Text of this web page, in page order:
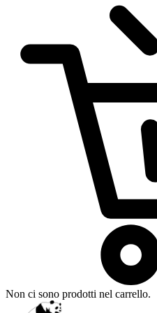
Non ci sono prodotti nel carrello.